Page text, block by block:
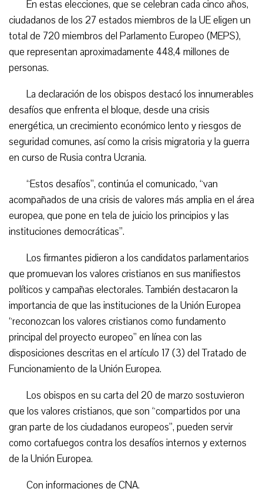
En estas elecciones, que se celebran cada cinco años,
ciudadanos de los 27 estados miembros de la UE eligen un
total de 720 miembros del Parlamento Europeo (MEPS),
que representan aproximadamente 448,4 millones de
personas.
La declaración de los obispos destacó los innumerables
desafíos que enfrenta el bloque, desde una crisis
energética, un crecimiento económico lento y riesgos de
seguridad comunes, así como la crisis migratoria y la guerra
en curso de Rusia contra Ucrania.
“Estos desafíos”, continúa el comunicado, “van
acompañados de una crisis de valores más amplia en el área
europea, que pone en tela de juicio los principios y las
instituciones democráticas”.
Los firmantes pidieron a los candidatos parlamentarios
que promuevan los valores cristianos en sus manifiestos
políticos y campañas electorales. También destacaron la
importancia de que las instituciones de la Unión Europea
“reconozcan los valores cristianos como fundamento
principal del proyecto europeo” en línea con las
disposiciones descritas en el artículo 17 (3) del Tratado de
Funcionamiento de la Unión Europea.
Los obispos en su carta del 20 de marzo sostuvieron
que los valores cristianos, que son “compartidos por una
gran parte de los ciudadanos europeos”, pueden servir
como cortafuegos contra los desafíos internos y externos
de la Unión Europea.
Con informaciones de CNA.